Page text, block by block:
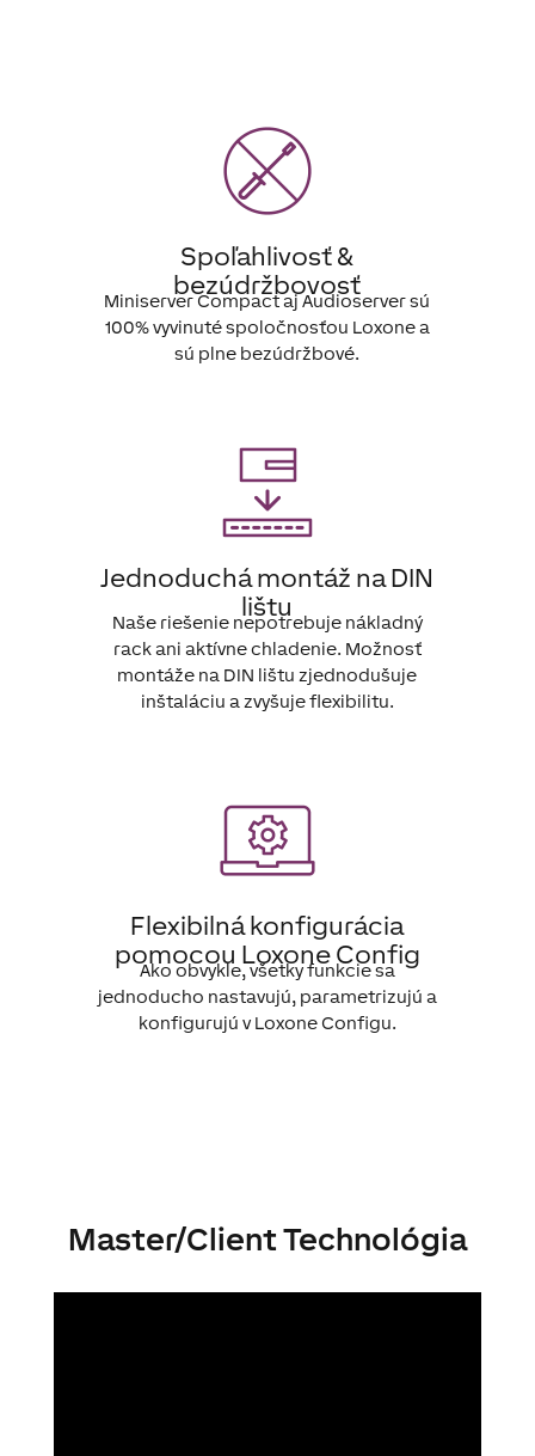
Spoľahlivosť &
bezúdržbovosť
Miniserver Compact aj Audioserver sú
100% vyvinuté spoločnosťou Loxone a
sú plne bezúdržbové.
Jednoduchá montáž na DIN
lištu
Naše riešenie nepotrebuje nákladný
rack ani aktívne chladenie. Možnosť
montáže na DIN lištu zjednodušuje
inštaláciu a zvyšuje flexibilitu.
Flexibilná konfigurácia
pomocou Loxone Config
Ako obvykle, všetky funkcie sa
jednoducho nastavujú, parametrizujú a
konfigurujú v Loxone Configu.
Master/Client Technológia